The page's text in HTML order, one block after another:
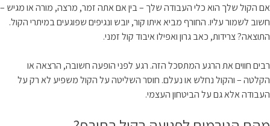
אם הקול שלך הוא כלי העבודה שלך – בין אם אתה זמר, מרצה, מורה או מגיש –
חשוב לשמור עליו. החורף מביא איתו קור, יובש ונגיפים שפוגעים במיתרי הקול.
התוצאה? צרידות, כאב גרון ואפילו איבוד קול זמני.
רבים חווים את הרגע המתסכל הזה. רגע לפני הופעה חשובה, הרצאה או
הקלטה – והקול נחלש או נעלם. חוסר השליטה על הקול משפיע לא רק על
העבודה אלא גם על הביטחון העצמי.